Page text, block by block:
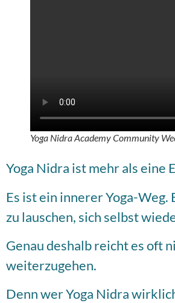
Yoga Nidra Academy Community
Yoga Nidra ist mehr als eine
Es ist ein innerer Yoga-
zu lauschen, sich selbst
Genau deshalb reicht es oft
weiterzugehen.
Denn wer Yoga Nidra